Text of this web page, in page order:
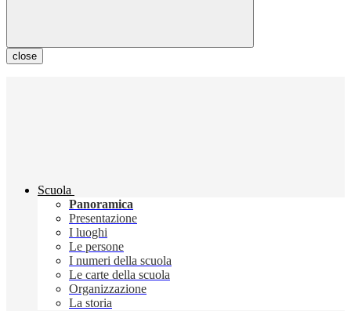
close
Scuola
Panoramica
Presentazione
I luoghi
Le persone
I numeri della scuola
Le carte della scuola
Organizzazione
La storia